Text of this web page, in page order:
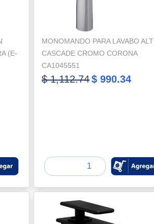
(E-
MONOMANDO PARA LAVABO
CASCADE CROMO CORONA
CA1045551
$ 1,112.74$ 990.34